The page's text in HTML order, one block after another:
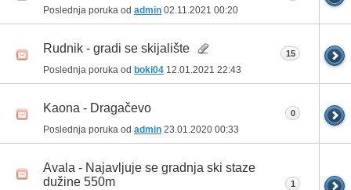
Poslednja poruka od admin 02.11.2021 00:20
Rudnik - gradi se skijalište
Poslednja poruka od boki04 12.01.2021 22:43
15
Kaona - Dragačevo
Poslednja poruka od admin 23.01.2020 00:33
0
Avala - Najavljuje se gradnja ski staze
dužine 550m
1